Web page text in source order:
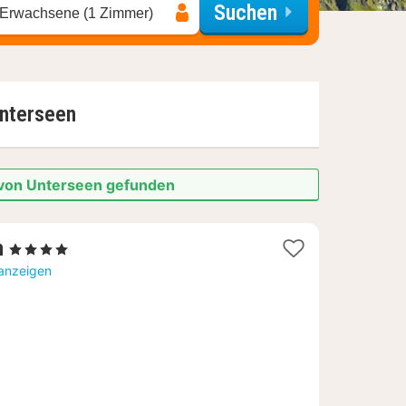
(1 Zimmer) Suchen
Unterseen gefunden
1
Nacht
, 4 Sterne